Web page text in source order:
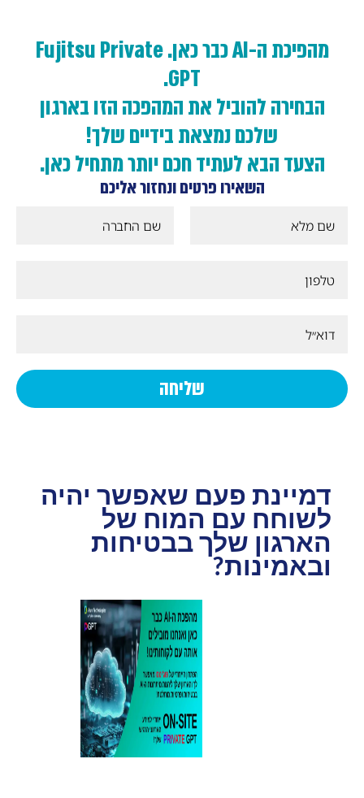
מהפיכת ה-AI כבר כאן. Fujitsu Private
GPT.
הבחירה להוביל את המהפכה הזו בארגון
שלכם נמצאת בידיים שלך!
הצעד הבא לעתיד חכם יותר מתחיל כאן.
השאירו פרטים ונחזור אליכם
שליחה
דמיינת פעם שאפשר יהיה
לשוחח עם המוח של
הארגון שלך בבטיחות
ובאמינות?